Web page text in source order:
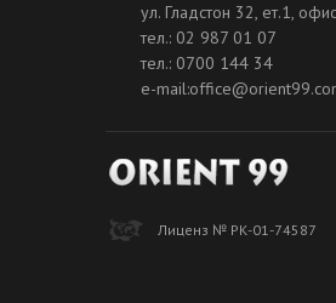
ул. Гладстон 32, ет.1,
тел.: 02 987 01 07
тел.: 0700 144 34
e-
Лиценз № РК-01-74587